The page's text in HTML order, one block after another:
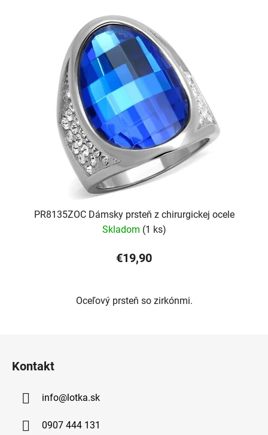
PR8135ZOC Dámsky prsteň z chirurgickej ocele
Skladom (1 ks)
€19,90
Oceľový prsteň so zirkónmi.
Kontakt
info@lotka.sk
0907 444 131